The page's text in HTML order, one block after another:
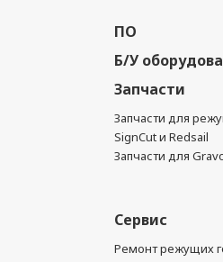
ПО
Б/У
Запчасти
Запчасти для
SignCut и Redsail
Запчасти для
Сервис
Ремонт режущих